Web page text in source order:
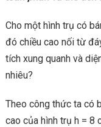
Cho một hình trụ có
đó chiều cao nối từ
tích xung quanh và
nhiêu?
Theo công thức ta có
cao của hình trụ h = 8